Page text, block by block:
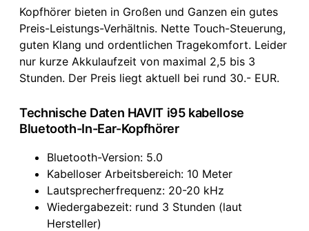
Kopfhörer bieten in Großen und Ganzen ein gutes
Preis-Leistungs-Verhältnis. Nette Touch-Steuerung,
guten Klang und ordentlichen Tragekomfort. Leider
nur kurze Akkulaufzeit von maximal 2,5 bis 3
Stunden. Der Preis liegt aktuell bei rund 30.- EUR.
Technische Daten HAVIT i95 kabellose
Bluetooth-In-Ear-Kopfhörer
Bluetooth-Version: 5.0
Kabelloser Arbeitsbereich: 10 Meter
Lautsprecherfrequenz: 20-20 kHz
Wiedergabezeit: rund 3 Stunden (laut
Hersteller)